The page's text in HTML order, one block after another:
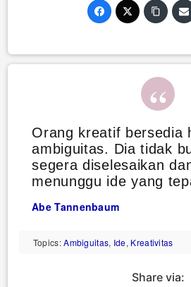
Orang kreatif bersedia
ambiguitas. Dia tidak
segera diselesaikan
menunggu ide yang
Abe Tannenbaum
Topics:Ambiguitas, Ide, Kreativitas
Share via: